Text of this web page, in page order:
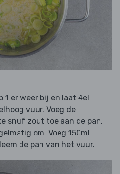
1 er weer bij en laat 4el
vuur. Voeg de
snuf zout toe aan de pan.
om. Voeg 150ml
de pan van het vuur.